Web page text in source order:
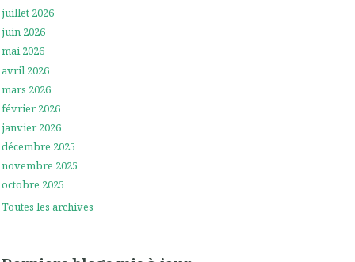
juillet 2026
juin 2026
mai 2026
avril 2026
mars 2026
février 2026
janvier 2026
décembre 2025
novembre 2025
octobre 2025
Toutes les archives